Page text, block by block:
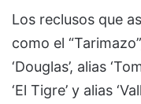
Los reclusos que
como el
‘Douglas’, alias
‘El Tigre’ y alias